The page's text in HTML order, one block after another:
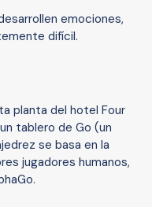
emociones,
difícil.
planta del hotel Four
tablero de Go (un
se basa en la
jugadores humanos,